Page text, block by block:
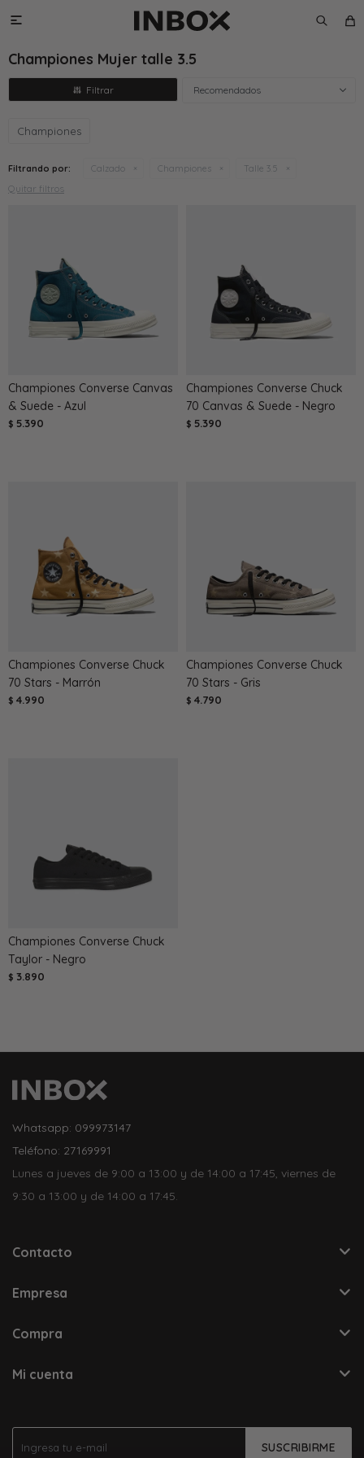

Championes Mujer talle 3.5
Recomendados
Championes
Filtrando por: Calzado Championes Talle 3.5
Quitar filtros
Championes Converse Canvas
& Suede - Azul
$ 5.390
Championes Converse Chuck
70 Canvas & Suede - Negro
$ 5.390
Championes Converse Chuck
70 Stars - Marrón
$ 4.990
Championes Converse Chuck
70 Stars - Gris
$ 4.790
Championes Converse Chuck
Taylor - Negro
$ 3.890
SUSCRIBIRME
Whatsapp: 099973147
Teléfono: 27169991
Lunes a jueves de 9:00 a 13:00 y de 14:00 a 17:45, viernes de
9:30 a 13:00 y de 14:00 a 17:45.
Contacto
Empresa
Compra
Mi cuenta